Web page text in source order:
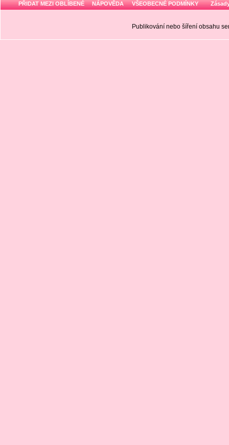
PŘIDAT MEZI OBLÍBENÉ NÁPOVĚDA VŠEOBECNÉ PODMÍNKY
Publikování nebo šíření obsahu